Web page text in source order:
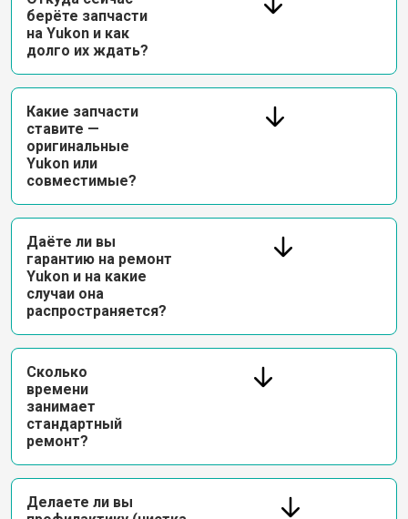
берёте запчасти
на Yukon и как
долго их ждать?
Какие запчасти
ставите —
оригинальные
Yukon или
совместимые?
Даёте ли вы
гарантию на ремонт
Yukon и на какие
случаи она
распространяется?
Сколько
времени
занимает
стандартный
ремонт?
Делаете ли вы